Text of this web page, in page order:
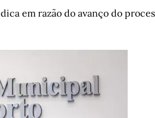
em razão do avanço do